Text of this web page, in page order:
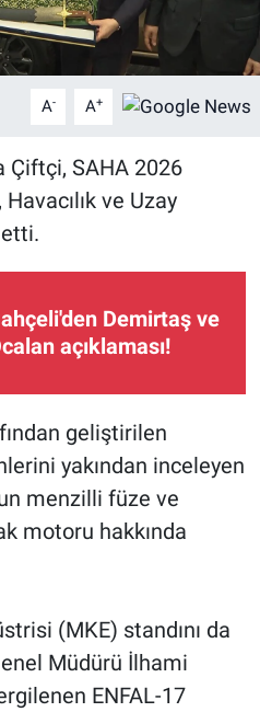
A- A+
Çiftçi, SAHA 2026
ve Uzay
etti.
Demirtaş ve
açıklaması!
geliştirilen
yakından inceleyen
menzilli füze ve
motoru hakkında
(MKE) standını da
Müdürü İlhami
ENFAL-17